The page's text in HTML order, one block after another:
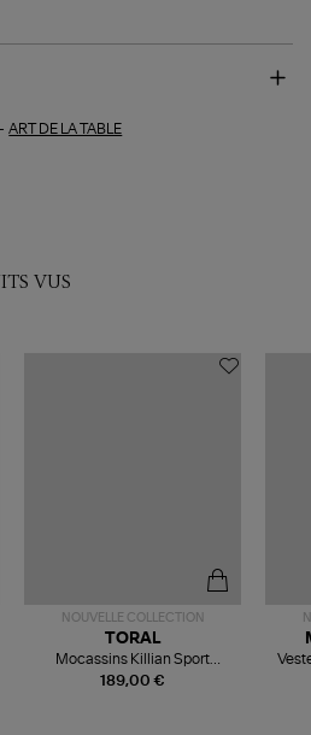
-ART DE LA TABLE
VUS
NOUVELLE COLLECTION
189,00 €
TORAL
Mocassins Killian Sport
Mousse